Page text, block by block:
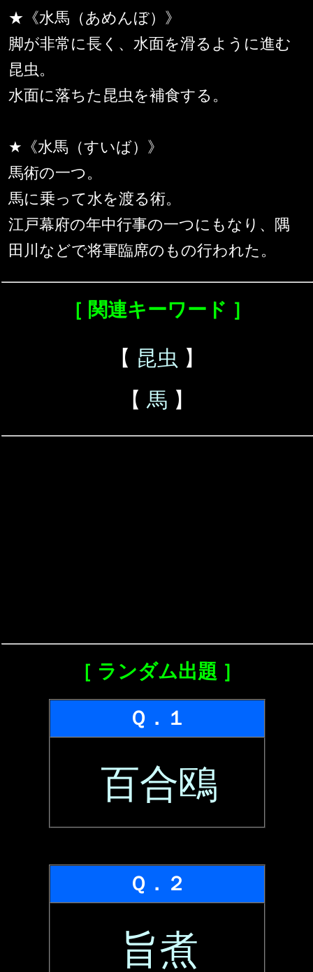
★《水馬（あめんぼ）》
脚が非常に長く、水面を滑るように進む
昆虫。
水面に落ちた昆虫を補食する。
★《水馬（すいば）》
馬術の一つ。
馬に乗って水を渡る術。
江戸幕府の年中行事の一つにもなり、隅
田川などで将軍臨席のもの行われた。
［ 関連キーワード ］
【 昆虫 】
【 馬 】
［ ランダム出題 ］
Ｑ．１
百合鴎
Ｑ．２
旨煮